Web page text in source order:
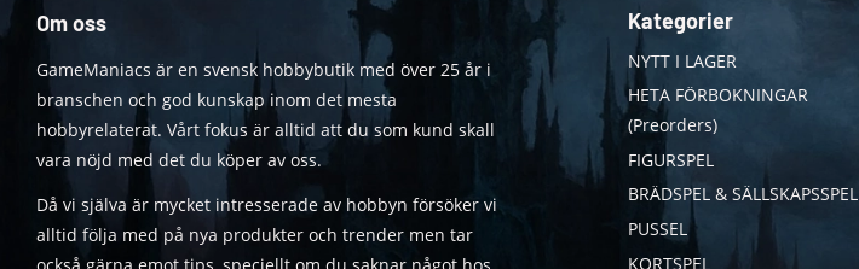
Om oss
GameManiacs är en svensk hobbybutik med över 25 år i
branschen och god kunskap inom det mesta
hobbyrelaterat. Vårt fokus är alltid att du som kund skall
vara nöjd med det du köper av oss.
Då vi själva är mycket intresserade av hobbyn försöker vi
alltid följa med på nya produkter och trender men tar
Kategorier
NYTT I LAGER
HETA FÖRBOKNINGAR
(Preorders)
FIGURSPEL
BRÄDSPEL & SÄLLSKAPSSPEL
PUSSEL
KORTSPEL